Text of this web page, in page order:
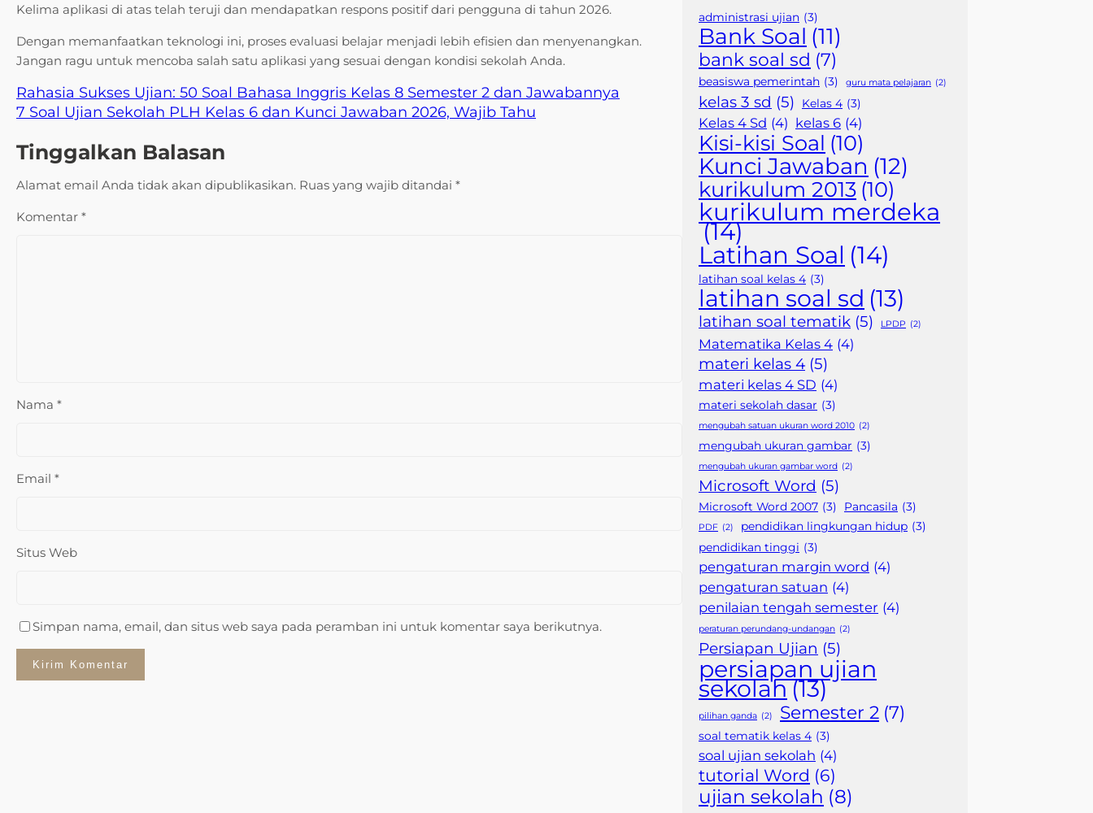
Kelima aplikasi di atas telah teruji dan mendapatkan respons positif dari pengguna di tahun 2026.
Dengan memanfaatkan teknologi ini, proses evaluasi belajar menjadi lebih efisien dan menyenangkan.
Jangan ragu untuk mencoba salah satu aplikasi yang sesuai dengan kondisi sekolah Anda.
Rahasia Sukses Ujian: 50 Soal Bahasa Inggris Kelas 8 Semester 2 dan Jawabannya
7 Soal Ujian Sekolah PLH Kelas 6 dan Kunci Jawaban 2026, Wajib Tahu
Tinggalkan Balasan
Alamat email Anda tidak akan dipublikasikan. Ruas yang wajib ditandai *
Komentar *
Nama *
Email *
Situs Web
Simpan nama, email, dan situs web saya pada peramban ini untuk komentar saya berikutnya.
administrasi ujian (3)
Bank Soal (11)
bank soal sd (7)
beasiswa pemerintah (3) guru mata pelajaran (2)
kelas 3 sd (5) Kelas 4 (3)
Kelas 4 Sd (4) kelas 6 (4)
Kisi-kisi Soal (10)
Kunci Jawaban (12)
kurikulum 2013 (10)
kurikulum merdeka
(14)
Latihan Soal (14)
latihan soal kelas 4 (3)
latihan soal sd (13)
latihan soal tematik (5) LPDP (2)
Matematika Kelas 4 (4)
materi kelas 4 (5)
materi kelas 4 SD (4)
materi sekolah dasar (3)
mengubah satuan ukuran word 2010 (2)
mengubah ukuran gambar (3)
mengubah ukuran gambar word (2)
Microsoft Word (5)
Microsoft Word 2007 (3) Pancasila (3)
PDF (2) pendidikan lingkungan hidup (3)
pendidikan tinggi (3)
pengaturan margin word (4)
pengaturan satuan (4)
penilaian tengah semester (4)
peraturan perundang-undangan (2)
Persiapan Ujian (5)
persiapan ujian
sekolah(13)
pilihan ganda (2) Semester 2 (7)
soal tematik kelas 4 (3)
soal ujian sekolah (4)
tutorial Word (6)
ujian sekolah (8)